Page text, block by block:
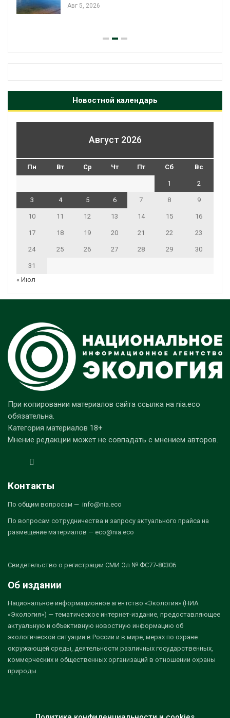
Авг 5, 2026
Новостной календарь
Август 2026
Пн Вт Ср Чт Пт Сб Вс
1 2
3 4 5 6 7 8 9
10 11 12 13 14 15 16
17 18 19 20 21 22 23
24 25 26 27 28 29 30
31
« Июл
При копировании материалов сайта ссылка на nia.eco
обязательна.
Категория материалов 18+
Мнение редакции может не совпадать с мнением авторов.
Контакты
По общим вопросам — info@nia.eco
По вопросам сотрудничества и запросу актуального прайса на
размещение материалов — eco@nia.eco
Свидетельство о регистрации СМИ Эл № ФС77-80306
Об издании
Национальное информационное агентство «Экология» (НИА
«Экология») — тематическое интернет-издание, предоставляющее
актуальную и объективную новостную информацию об
экологической ситуации в России и в мире, мерах по охране
окружающей среды, деятельности различных государственных,
коммерческих и общественных организаций в отношении охраны
природы.